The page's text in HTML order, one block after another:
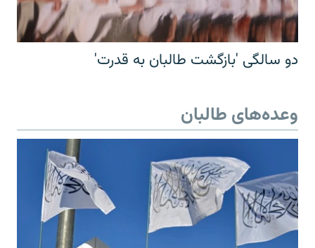
دو سالگی 'بازگشت طالبان به قدرت'
وعده‌های طالبان